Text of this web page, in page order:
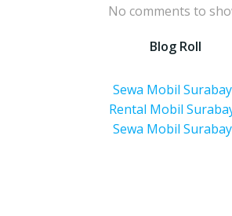
No comments to
Blog Roll
Sewa Mobil
Rental Mobil
Sewa Mobil